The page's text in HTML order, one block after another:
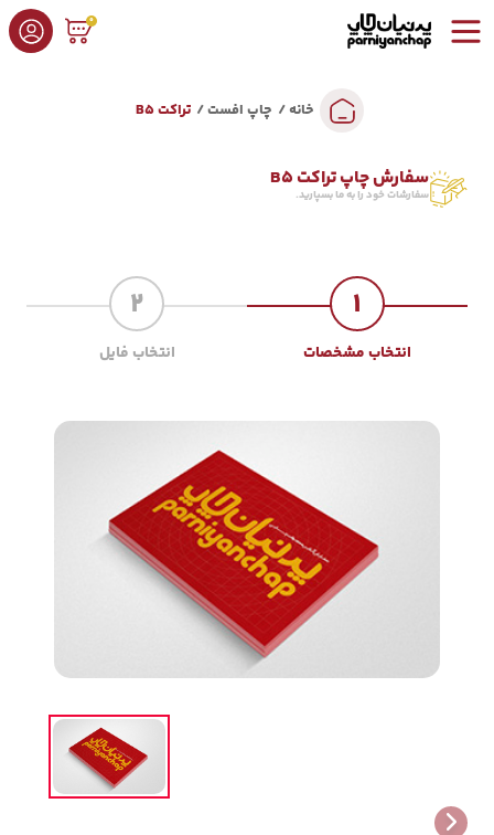
0
خانه چاپ افست تراکت B5
سفارش چاپ تراکت B5
سفارشات خود را به ما بسپارید.
1
انتخاب مشخصات
2
انتخاب فایل